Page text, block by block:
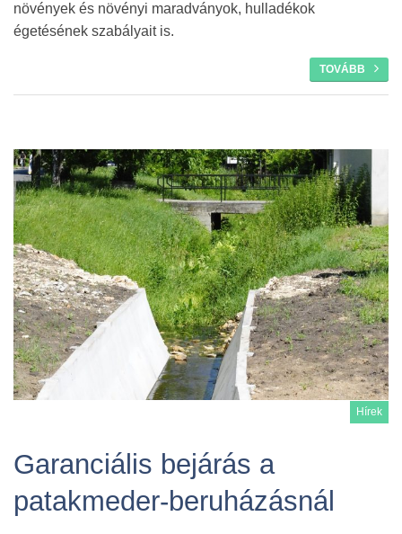
növények és növényi maradványok, hulladékok
égetésének szabályait is.
TOVÁBB
Hírek
Garanciális bejárás a
patakmeder-beruházásnál